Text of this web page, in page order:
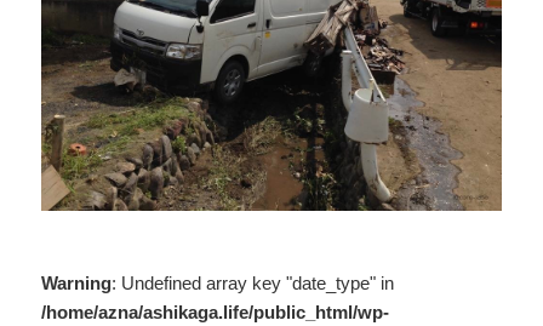
Warning: Undefined array key "date_type" in
/home/azna/ashikaga.life/public_html/wp-